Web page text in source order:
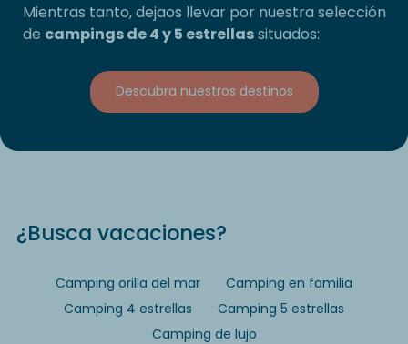
Mientras tanto, dejaos llevar por nuestra selección
de campings de 4 y 5 estrellassituados:
Descubra nuestros destinos
¿Busca vacaciones?
Camping orilla del mar
Camping en familia
Camping 4 estrellas
Camping 5 estrellas
Camping de lujo